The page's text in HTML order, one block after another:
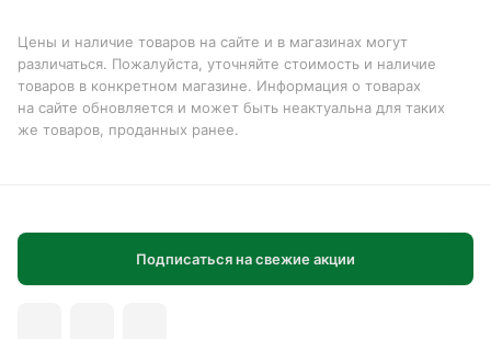
Цены и наличие товаров на сайте и в магазинах могут
различаться. Пожалуйста, уточняйте стоимость и наличие
товаров в конкретном магазине. Информация о товарах
на сайте обновляется и может быть неактуальна для таких
же товаров, проданных ранее.
Подписаться на свежие акции